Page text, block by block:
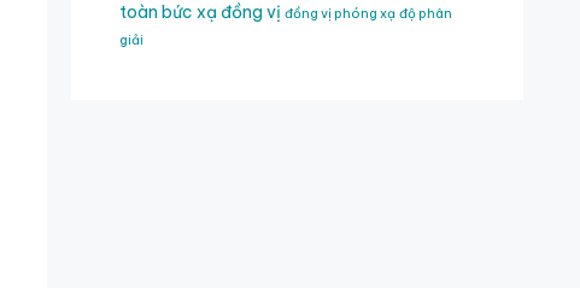
toàn bức xạ đồng vị đồng vị phóng xạ độ phân
giải